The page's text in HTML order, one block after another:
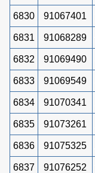
6830 91067401
6831 91068289
6832 91069490
6833 91069549
6834 91070341
6835 91073261
6836 91075325
6837 91076252